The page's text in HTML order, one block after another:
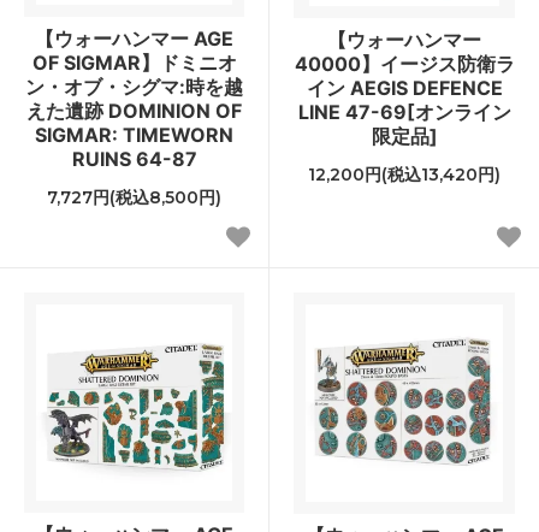
【ウォーハンマー AGE
OF SIGMAR】ドミニオ
ン・オブ・シグマ:時を越
えた遺跡 DOMINION OF
SIGMAR: TIMEWORN
RUINS 64-87
7,727円(税込8,500円)
【ウォーハンマー
40000】イージス防衛ラ
イン AEGIS DEFENCE
LINE 47-69[オンライン
限定品]
12,200円(税込13,420円)